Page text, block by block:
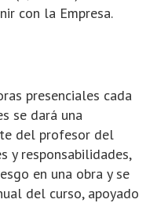
con la Empresa.
presenciales cada
se dará una
del profesor del
y responsabilidades,
en una obra y se
del curso, apoyado